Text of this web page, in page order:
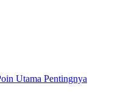
Utama Pentingnya